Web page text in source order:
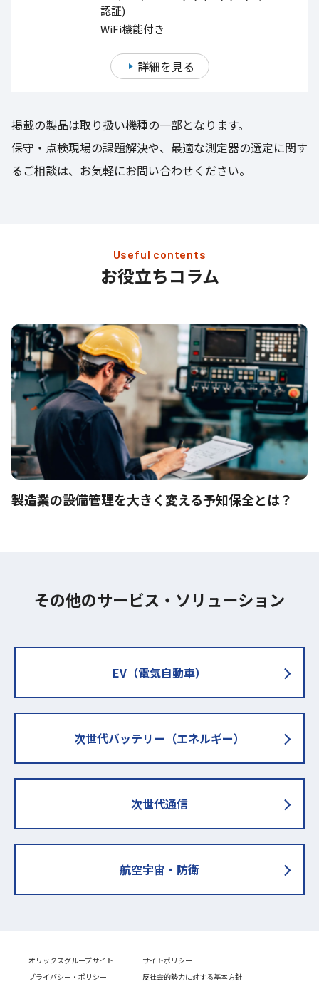
認証)
WiFi機能付き
詳細を見る
掲載の製品は取り扱い機種の一部となります。
保守・点検現場の課題解決や、最適な測定器の選定に関す
るご相談は、お気軽にお問い合わせください。
お役立ちコラム
Useful contents
製造業の設備管理を大きく変える予知保全とは？
その他のサービス・ソリューション
EV（電気自動車）
次世代バッテリー （エネルギー）
次世代通信
航空宇宙・防衛
オリックスグループサイト
サイトポリシー
プライバシー・ポリシー
反社会的勢力に対する基本方針